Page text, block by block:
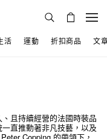
活 運動 折扣商品 文
且持續經營的法國時裝品
直推動著非凡技藝，以及